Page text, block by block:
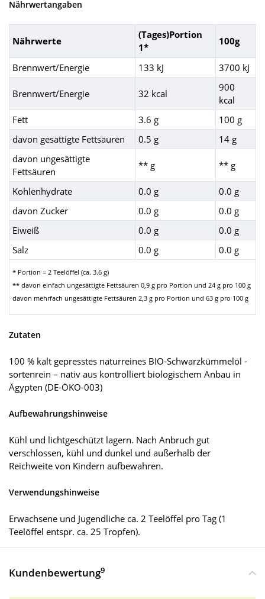
Nährwertangaben
Nährwerte
(Tages)Portion
1*
100g
Brennwert/Energie 133 kJ 3700 kJ
Brennwert/Energie 32 kcal
900
kcal
Fett
3.6 g
100 g
davon gesättigte Fettsäuren
0.5 g
14 g
davon ungesättigte
Fettsäuren
** g ** g
Kohlenhydrate 0.0 g
0.0 g
davon Zucker
0.0 g
0.0 g
Eiweiß
0.0 g
0.0 g
Salz
0.0 g 0.0 g
* Portion = 2 Teelöffel (ca. 3.6 g)
** davon einfach ungesättigte Fettsäuren 0,9 g pro Portion und 24 g pro 100 g
davon mehrfach ungesättigte Fettsäuren 2,3 g pro Portion und 63 g pro 100 g
Zutaten
100 % kalt gepresstes naturreines BIO-Schwarzkümmelöl -
sortenrein – nativ aus kontrolliert biologischem Anbau in
Ägypten (DE-ÖKO-003)
Aufbewahrungshinweise
Kühl und lichtgeschützt lagern. Nach Anbruch gut
verschlossen, kühl und dunkel und außerhalb der
Reichweite von Kindern aufbewahren.
Verwendungshinweise
Erwachsene und Jugendliche ca. 2 Teelöffel pro Tag (1
Teelöffel entspr. ca. 25 Tropfen).
Kundenbewertung9